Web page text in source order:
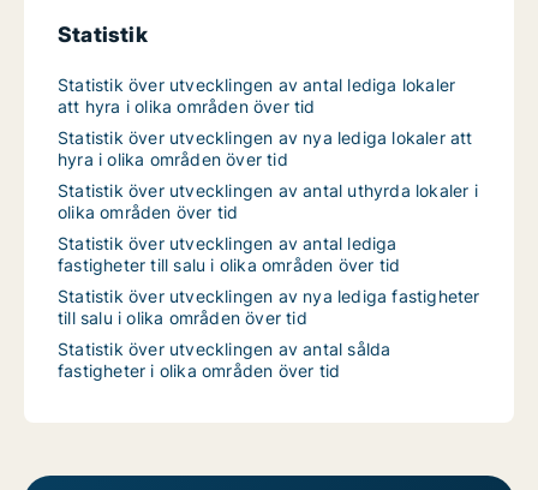
Statistik
Statistik över utvecklingen av antal lediga lokaler
att hyra i olika områden över tid
Statistik över utvecklingen av nya lediga lokaler att
hyra i olika områden över tid
Statistik över utvecklingen av antal uthyrda lokaler i
olika områden över tid
Statistik över utvecklingen av antal lediga
fastigheter till salu i olika områden över tid
Statistik över utvecklingen av nya lediga fastigheter
till salu i olika områden över tid
Statistik över utvecklingen av antal sålda
fastigheter i olika områden över tid